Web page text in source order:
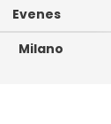
Evenes
Milano